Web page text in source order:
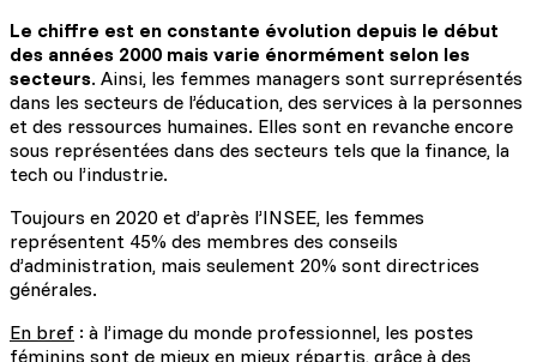
Le chiffre est en constante évolution depuis le début
des années 2000 mais varie énormément selon les
secteurs. Ainsi, les femmes managers sont surreprésentés
dans les secteurs de l’éducation, des services à la personnes
et des ressources humaines. Elles sont en revanche encore
sous représentées dans des secteurs tels que la finance, la
tech ou l’industrie.
Toujours en 2020 et d’après l’INSEE, les femmes
représentent 45% des membres des conseils
d’administration, mais seulement 20% sont directrices
générales.
En bref : à l’image du monde professionnel, les postes
féminins sont de mieux en mieux répartis, grâce à des